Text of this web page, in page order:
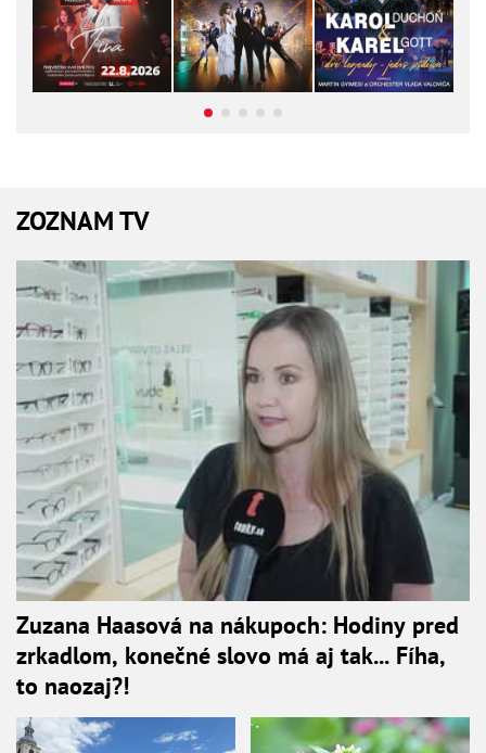
ZOZNAM TV
Zuzana Haasová na nákupoch: Hodiny pred
zrkadlom, konečné slovo má aj tak... Fíha,
to naozaj?!